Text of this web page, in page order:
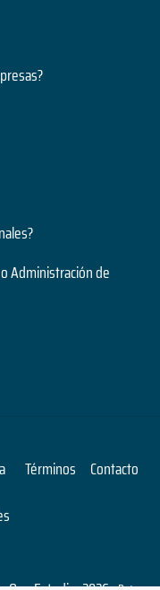
Administración de
Términos Contacto